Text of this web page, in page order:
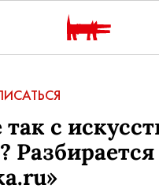
так с
Разбирается